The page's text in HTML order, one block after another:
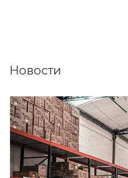
Новости